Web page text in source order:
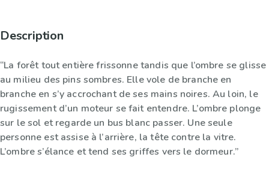
Description
“La forêt tout entière frissonne tandis que l’ombre se glisse
au milieu des pins sombres. Elle vole de branche en
branche en s’y accrochant de ses mains noires. Au loin, le
rugissement d’un moteur se fait entendre. L’ombre plonge
sur le sol et regarde un bus blanc passer. Une seule
personne est assise à l’arrière, la tête contre la vitre.
L’ombre s’élance et tend ses griffes vers le dormeur.”